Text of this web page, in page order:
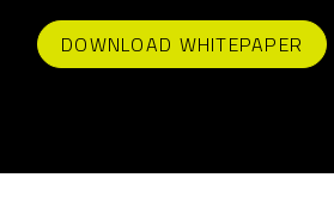
DOWNLOAD WHITEPAPER